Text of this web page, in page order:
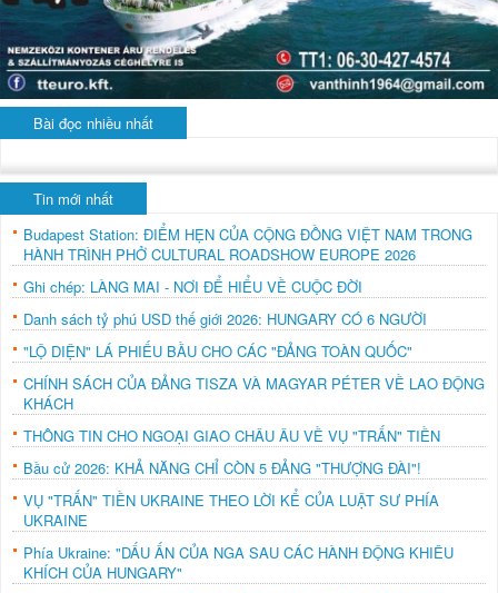
Bài đọc nhiều nhất
Tin mới nhất
Budapest Station: ĐIỂM HẸN CỦA CỘNG ĐỒNG VIỆT NAM TRONG
HÀNH TRÌNH PHỞ CULTURAL ROADSHOW EUROPE 2026
Ghi chép: LÀNG MAI - NƠI ĐỂ HIỂU VỀ CUỘC ĐỜI
Danh sách tỷ phú USD thế giới 2026: HUNGARY CÓ 6 NGƯỜI
"LỘ DIỆN" LÁ PHIẾU BẦU CHO CÁC "ĐẢNG TOÀN QUỐC"
CHÍNH SÁCH CỦA ĐẢNG TISZA VÀ MAGYAR PÉTER VỀ LAO ĐỘNG
KHÁCH
THÔNG TIN CHO NGOẠI GIAO CHÂU ÂU VỀ VỤ "TRẤN" TIỀN
Bầu cử 2026: KHẢ NĂNG CHỈ CÒN 5 ĐẢNG "THƯỢNG ĐÀI"!
VỤ "TRẤN" TIỀN UKRAINE THEO LỜI KỂ CỦA LUẬT SƯ PHÍA
UKRAINE
Phía Ukraine: "DẤU ẤN CỦA NGA SAU CÁC HÀNH ĐỘNG KHIÊU
KHÍCH CỦA HUNGARY"